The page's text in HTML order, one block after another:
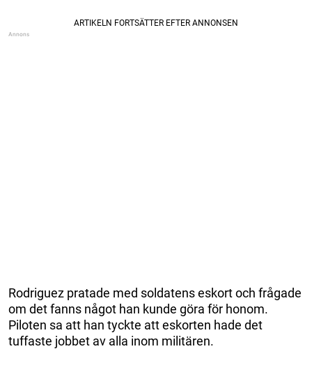
Rodriguez pratade med soldatens eskort och frågade
om det fanns något han kunde göra för honom.
Piloten sa att han tyckte att eskorten hade det
tuffaste jobbet av alla inom militären.